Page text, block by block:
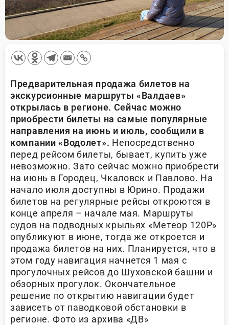
Предварительная продажа билетов на
экскурсионные маршруты «Валдаев»
открылась в регионе. Сейчас можно
приобрести билеты на самые популярные
направления на июнь и июль, сообщили в
компании «Водолет». Непосредственно
перед рейсом билеты, бывает, купить уже
невозможно. Зато сейчас можно приобрести
на июнь в Городец, Чкаловск и Павлово. На
начало июля доступны в Юрино. Продажи
билетов на регулярные рейсы откроются в
конце апреля – начале мая. Маршруты
судов на подводных крыльях «Метеор 120Р»
опубликуют в июне, тогда же откроется и
продажа билетов на них. Планируется, что в
этом году навигация начнется 1 мая с
прогулочных рейсов до Шуховской башни и
обзорных прогулок. Окончательное
решение по открытию навигации будет
зависеть от паводковой обстановки в
регионе. Фото из архива «ДВ»